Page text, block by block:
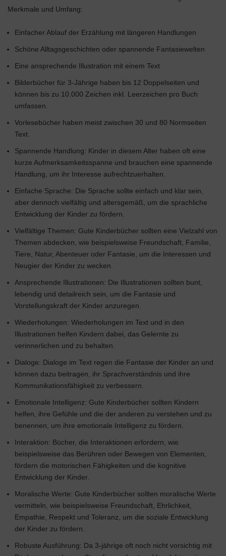
Merkmale und Umfang:
Einfacher Ablauf der Erzählung mit längeren Handlungen
Schöne Alltagsgeschichten oder spannende Fantasiewelten
Eine ansprechende Illustration mit einem Text
Bilderbücher für 3-Jährige haben bis 12 Doppelseiten und
können bis zu 10.000 Zeichen inkl. Leerzeichen pro Buch
umfassen.
Vorlesebücher haben meist zwischen 30 und 80 Normseiten
Text.
Spannende Handlung: Kinder in diesem Alter haben oft eine
kurze Aufmerksamkeitsspanne und brauchen eine spannende
Handlung, um ihr Interesse aufrechtzuerhalten.
Einfache Sprache: Die Sprache sollte einfach und klar sein,
aber dennoch vielfältig und altersgemäß, um die sprachliche
Entwicklung der Kinder zu fördern.
Vielfältige Themen: Gute Kinderbücher sollten eine Vielzahl von
Themen abdecken, wie beispielsweise Freundschaft, Familie,
Tiere, Natur, Abenteuer oder Fantasie, um die Interessen und
Neugier der Kinder zu wecken.
Ansprechende Illustrationen: Die Illustrationen sollten bunt,
lebendig und detailreich sein, um die Fantasie und
Vorstellungskraft der Kinder anzuregen.
Wiederholungen: Wiederholungen im Text und in den
Illustrationen helfen Kindern dabei, das Gelernte zu
verinnerlichen und zu behalten.
Dialoge: Dialoge im Text regen die Fantasie der Kinder an und
können dazu beitragen, ihr Sprachverständnis und ihre
Kommunikationsfähigkeit zu verbessern.
Emotionale Intelligenz: Gute Kinderbücher sollten Kindern
helfen, ihre Gefühle und die der anderen zu verstehen und zu
benennen, um ihre emotionale Intelligenz zu fördern.
Interaktion: Bücher, die Interaktionen erfordern, wie
beispielsweise das Berühren oder Bewegen von Elementen,
fördern die motorischen Fähigkeiten und die kognitive
Entwicklung der Kinder.
Moralische Werte: Gute Kinderbücher sollten moralische Werte
vermitteln, wie beispielsweise Freundschaft, Ehrlichkeit,
Empathie, Respekt und Toleranz, um die soziale Entwicklung
der Kinder zu fördern.
Robuste Ausführung: Da 3-jährige oft noch nicht vorsichtig mit